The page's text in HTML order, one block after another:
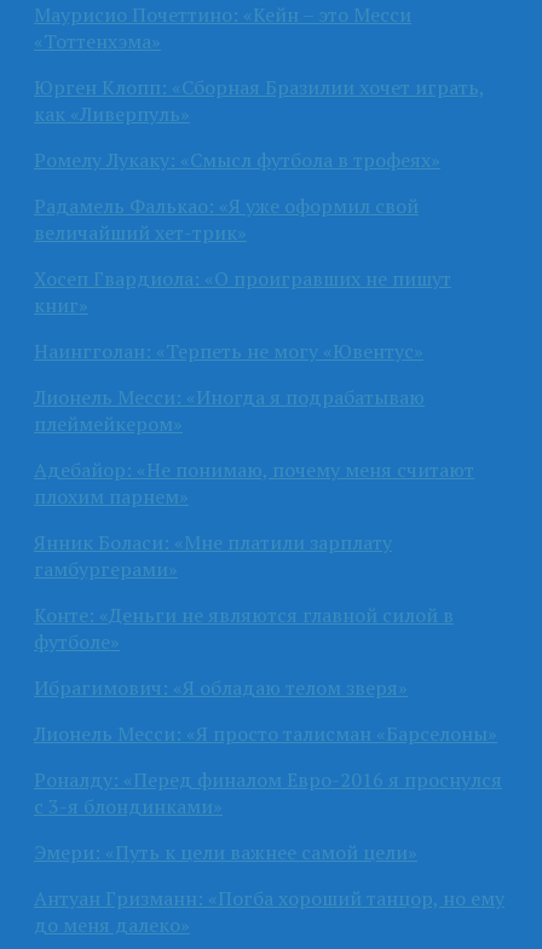
Маурисио Почеттино: «Кейн – это Месси
«Тоттенхэма»
Юрген Клопп: «Сборная Бразилии хочет играть,
как «Ливерпуль»
Ромелу Лукаку: «Смысл футбола в трофеях»
Радамель Фалькао: «Я уже оформил свой
величайший хет-трик»
Хосеп Гвардиола: «О проигравших не пишут
книг»
Наингголан: «Терпеть не могу «Ювентус»
Лионель Месси: «Иногда я подрабатываю
плеймейкером»
Адебайор: «Не понимаю, почему меня считают
плохим парнем»
Янник Боласи: «Мне платили зарплату
гамбургерами»
Конте: «Деньги не являются главной силой в
футболе»
Ибрагимович: «Я обладаю телом зверя»
Лионель Месси: «Я просто талисман «Барселоны»
Роналду: «Перед финалом Евро-2016 я проснулся
с 3-я блондинками»
Эмери: «Путь к цели важнее самой цели»
Антуан Гризманн: «Погба хороший танцор, но ему
до меня далеко»